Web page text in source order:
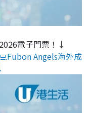
電子門票！↓
Angels海外成